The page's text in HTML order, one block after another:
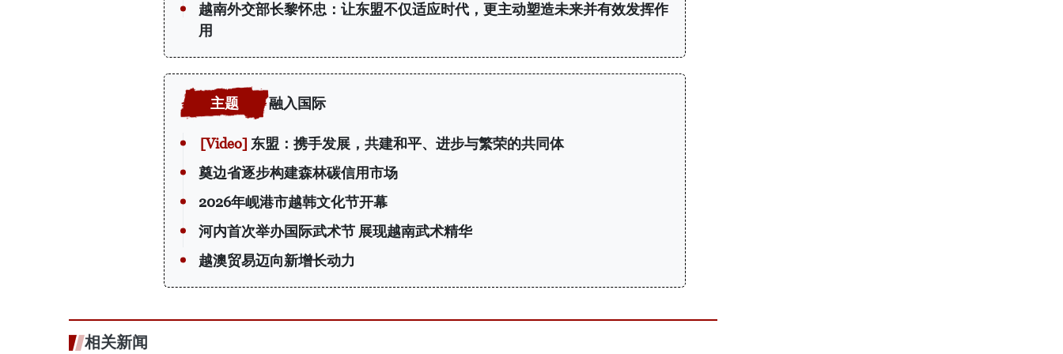
越南外交部长黎怀忠：让东盟不仅适应时代，更主动塑造未来并有效发挥作
用
融入国际
东盟：携手发展，共建和平、进步与繁荣的共同体
奠边省逐步构建森林碳信用市场
2026年岘港市越韩文化节开幕
河内首次举办国际武术节 展现越南武术精华
越澳贸易迈向新增长动力
相关新闻